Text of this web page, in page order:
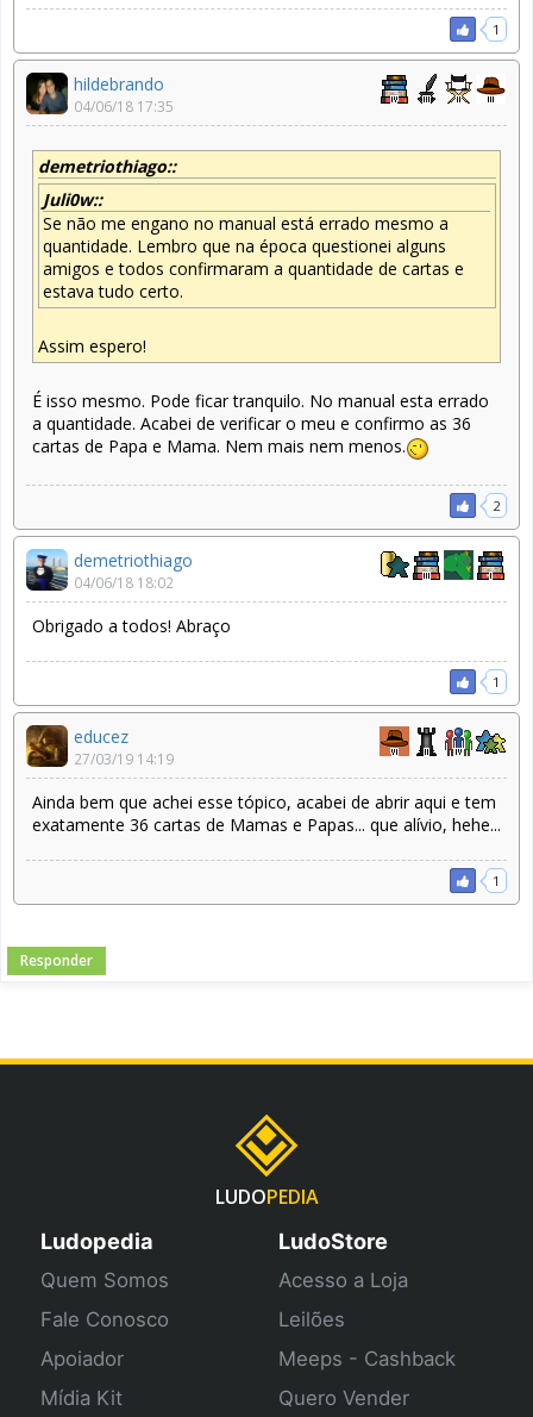
1
hildebrando
04/06/18 17:35
demetriothiago::
Juli0w::
Se não me engano no manual está errado mesmo a
quantidade. Lembro que na época questionei alguns
amigos e todos confirmaram a quantidade de cartas e
estava tudo certo.
Assim espero!
É isso mesmo. Pode ficar tranquilo. No manual esta errado
a quantidade. Acabei de verificar o meu e confirmo as 36
cartas de Papa e Mama. Nem mais nem menos.
2
demetriothiago
04/06/18 18:02
Obrigado a todos! Abraço
1
educez
27/03/19 14:19
Ainda bem que achei esse tópico, acabei de abrir aqui e tem
exatamente 36 cartas de Mamas e Papas... que alívio, hehe...
1
Responder
LUDOPEDIA
Ludopedia
Quem Somos
Fale Conosco
Apoiador
Mídia Kit
LudoStore
Acesso a Loja
Leilões
Meeps - Cashback
Quero Vender